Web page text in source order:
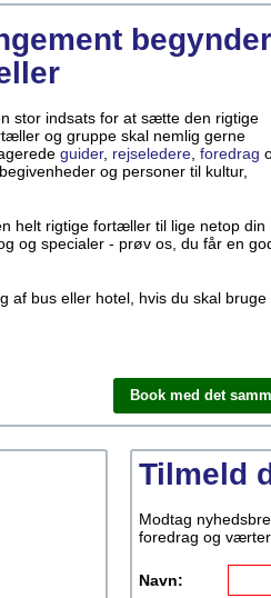
begynder
stor indsats for at sætte den rigtige
og gruppe skal nemlig gerne
guider, rejseledere foredrag
og personer til kultur,
helt rigtige fortæller til lige netop din
og specialer - prøv os, du får en
af bus eller hotel, hvis du skal bruge
Book med det
Tilmeld
Modtag
foredrag og værter
Navn: